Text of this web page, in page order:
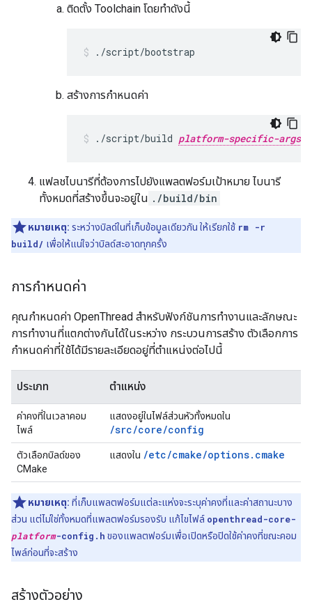
ติดตั้ง Toolchain โดยทำดังนี้
./script/bootstrap
สร้างการกำหนดค่า
./script/build platform-specific-args
แฟลชไบนารีที่ต้องการไปยังแพลตฟอร์มเป้าหมาย ไบนารี
ทั้งหมดที่สร้างขึ้นจะอยู่ใน ./build/bin
หมายเหตุ: ระหว่างบิลด์ในที่เก็บข้อมูลเดียวกัน ให้เรียกใช้ rm -r
build/ เพื่อให้แน่ใจว่าบิลด์สะอาดทุกครั้ง
การกำหนดค่า
คุณกำหนดค่า OpenThread สำหรับฟังก์ชันการทำงานและลักษณะ
การทำงานที่แตกต่างกันได้ในระหว่าง กระบวนการสร้าง ตัวเลือกการ
กำหนดค่าที่ใช้ได้มีรายละเอียดอยู่ที่ตำแหน่งต่อไปนี้
ประเภท ตำแหน่ง
ค่าคงที่ในเวลาคอม
ไพล์
แสดงอยู่ในไฟล์ส่วนหัวทั้งหมดใน
/src/core/config
ตัวเลือกบิลด์ของ
CMake
แสดงใน /etc/cmake/options.cmake
หมายเหตุ: ที่เก็บแพลตฟอร์มแต่ละแห่งจะระบุค่าคงที่และค่าสถานะบาง
ส่วน แต่ไม่ใช่ทั้งหมดที่แพลตฟอร์มรองรับ แก้ไขไฟล์ openthread-core-
platform-config.h ของแพลตฟอร์มเพื่อเปิดหรือปิดใช้ค่าคงที่ขณะคอม
ไพล์ก่อนที่จะสร้าง
สร้างตัวอย่าง